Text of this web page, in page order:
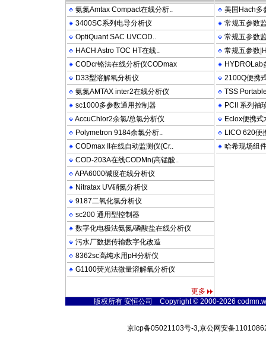
氨氮Amtax Compact在线分析..
3400SC系列电导分析仪
OptiQuant SAC UVCOD..
HACH Astro TOC HT在线..
CODcr铬法在线分析仪CODmax
D33型溶解氧分析仪
氨氮AMTAX inter2在线分析仪
sc1000多参数通用控制器
AccuChlor2余氯/总氯分析仪
Polymetron 9184余氯分析..
CODmax II在线自动监测仪(Cr..
COD-203A在线CODMn(高锰酸..
APA6000碱度在线分析仪
Nitratax UV硝氮分析仪
9187二氧化氯分析仪
sc200 通用型控制器
数字化电极法氨氮/磷酸盐在线分析仪
污水厂数据传输数字化改造
8362sc高纯水用pH分析仪
G1100荧光法微量溶解氧分析仪
更多
美国Hach多
常规五参数
常规五参数
常规五参数
HYDROLab
2100Q便携
TSS
PCII 系列袖
Eclox便携式
LICO 620便
哈希现场组
版权所有 安恒公司 Copyright © 2000-2026
京icp备05021103号-3,京公网安备